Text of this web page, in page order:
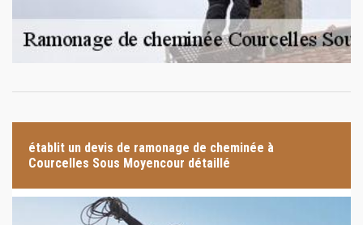
établit un devis de ramonage de cheminée à
Courcelles Sous Moyencour détaillé